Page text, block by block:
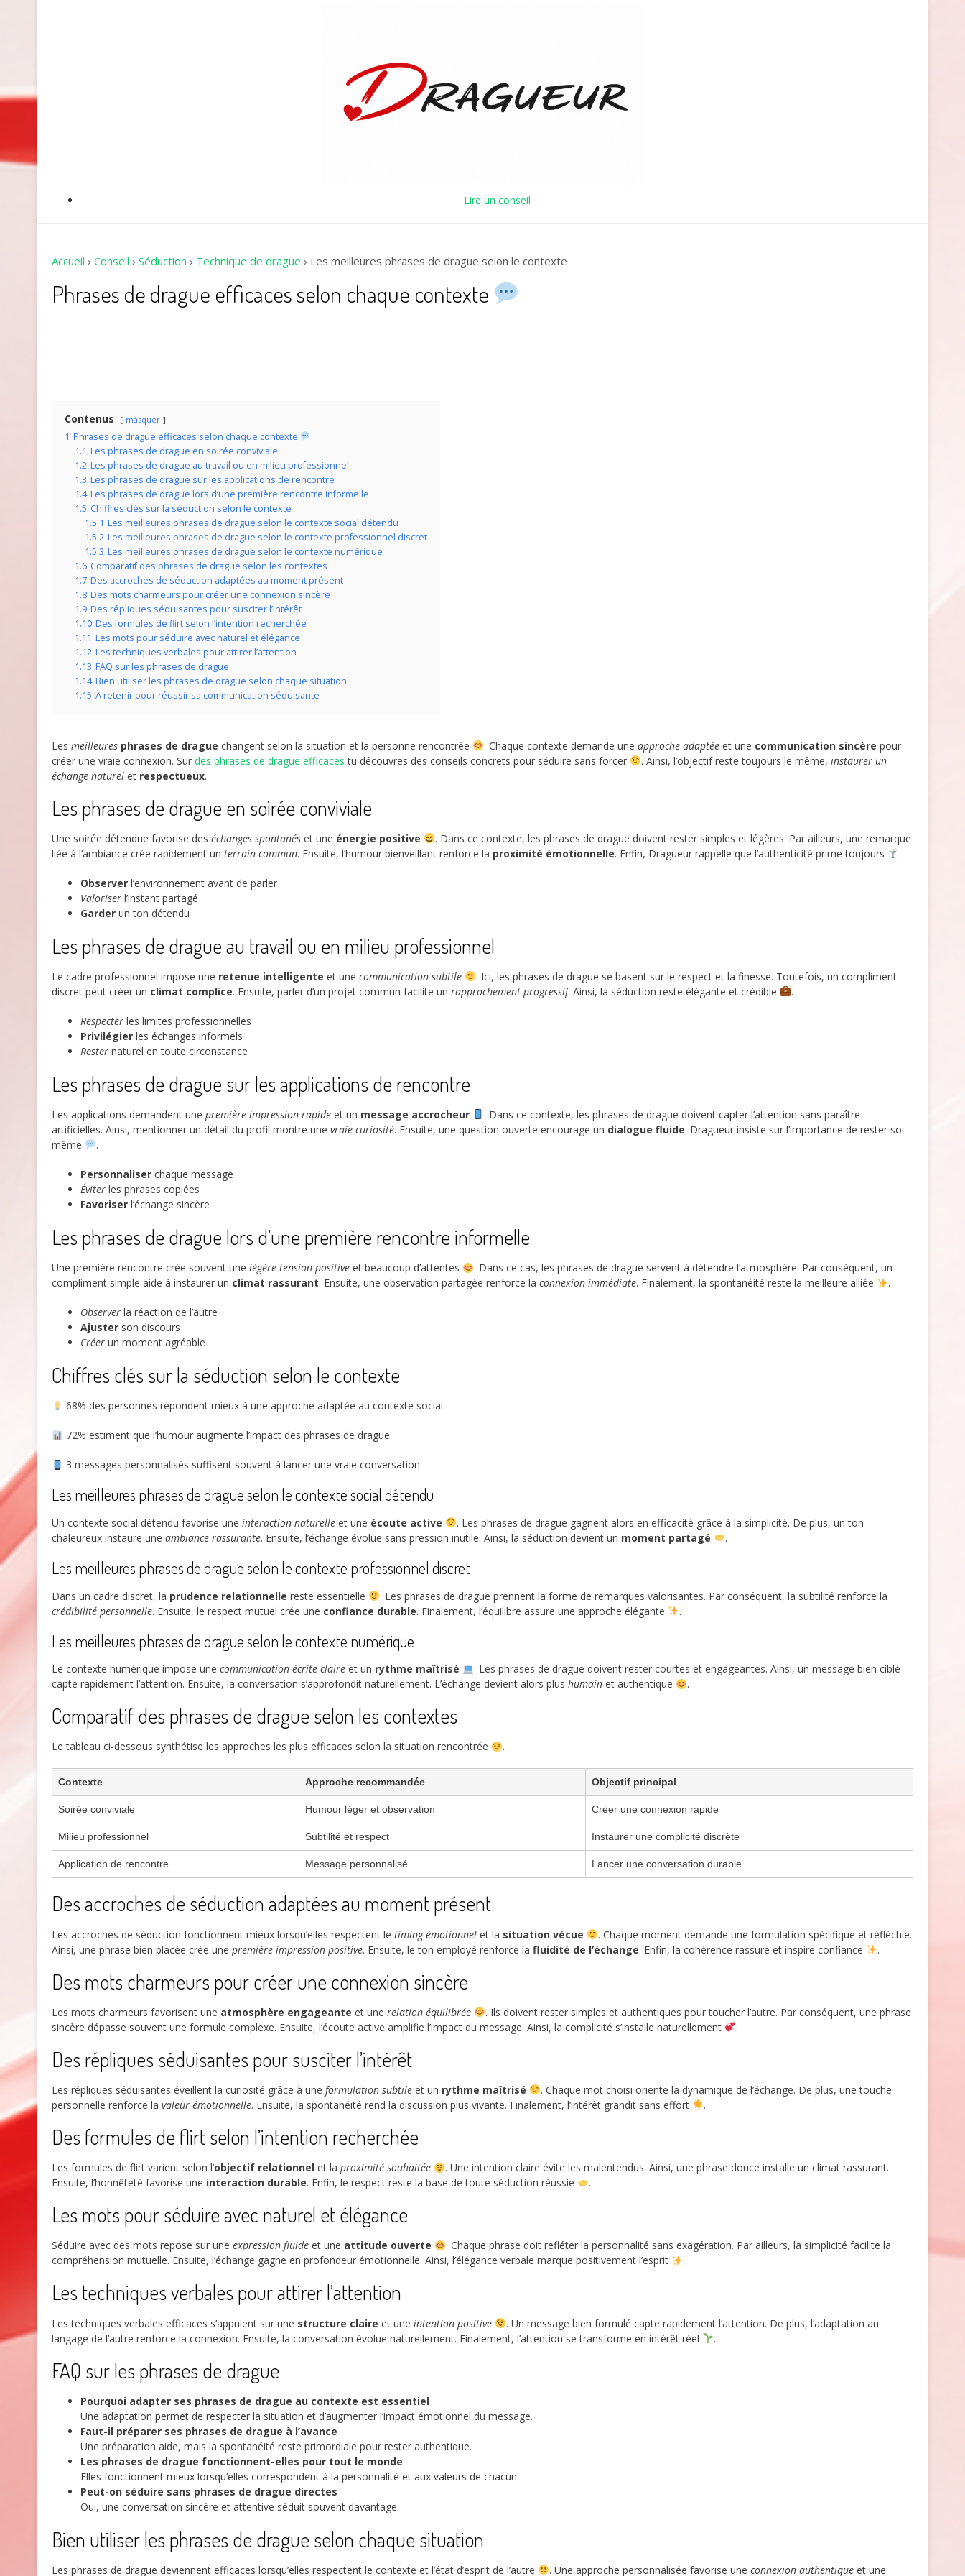
Lire un conseil
Accueil › Conseil › Séduction › Technique de drague › Les meilleures phrases de drague selon le contexte
Phrases de drague efficaces selon chaque contexte
Contenus masquer
1 Phrases de drague efficaces selon chaque contexte
1.1 Les phrases de drague en soirée conviviale
1.2 Les phrases de drague au travail ou en milieu professionnel
1.3 Les phrases de drague sur les applications de rencontre
1.4 Les phrases de drague lors d’une première rencontre informelle
1.5 Chiffres clés sur la séduction selon le contexte
1.5.1 Les meilleures phrases de drague selon le contexte social détendu
1.5.2 Les meilleures phrases de drague selon le contexte professionnel discret
1.5.3 Les meilleures phrases de drague selon le contexte numérique
1.6 Comparatif des phrases de drague selon les contextes
1.7 Des accroches de séduction adaptées au moment présent
1.8 Des mots charmeurs pour créer une connexion sincère
1.9 Des répliques séduisantes pour susciter l’intérêt
1.10 Des formules de flirt selon l’intention recherchée
1.11 Les mots pour séduire avec naturel et élégance
1.12 Les techniques verbales pour attirer l’attention
1.13 FAQ sur les phrases de drague
1.14 Bien utiliser les phrases de drague selon chaque situation
1.15 À retenir pour réussir sa communication séduisante
Les meilleures phrases de drague changent selon la situation et la personne rencontrée . Chaque contexte demande une approche adaptéeet une communication sincère pour
créer une vraie connexion. Sur des phrases de drague efficaces tu découvres des conseils concrets pour séduire sans forcer . Ainsi, l’objectif reste toujours le même, instaurer un
échange naturel et respectueux.
Les phrases de drague en soirée conviviale
Une soirée détendue favorise des échanges spontanés et une énergie positive
. Dans ce contexte, les phrases de drague doivent rester simples et légères. Par ailleurs, une remarque
liée à l’ambiance crée rapidement un terrain commun. Ensuite, l’humour bienveillant renforce la proximité émotionnelle. Enfin, Dragueur rappelle que l’authenticité prime toujours .
Observer l’environnement avant de parler
Valoriser l’instant partagé
Garder un ton détendu
Les phrases de drague au travail ou en milieu professionnel
Le cadre professionnel impose une retenue intelligente et une communication subtile
. Ici, les phrases de drague se basent sur le respect et la finesse. Toutefois, un compliment
discret peut créer un climat complice. Ensuite, parler d’un projet commun facilite un rapprochement progressif. Ainsi, la séduction reste élégante et crédible .
Respecter les limites professionnelles
Privilégier les échanges informels
Rester naturel en toute circonstance
Les phrases de drague sur les applications de rencontre
Les applications demandent une première impression rapide et un message accrocheur
. Dans ce contexte, les phrases de drague doivent capter l’attention sans paraître
artificielles. Ainsi, mentionner un détail du profil montre une vraie curiosité. Ensuite, une question ouverte encourage un dialogue fluide. Dragueur insiste sur l’importance de rester soi-
même
.
Personnaliser chaque message
Éviter les phrases copiées
Favoriser l’échange sincère
Les phrases de drague lors d’une première rencontre informelle
Une première rencontre crée souvent une légère tension positive et beaucoup d’attentes
. Dans ce cas, les phrases de drague servent à détendre l’atmosphère. Par conséquent, un
compliment simple aide à instaurer un climat rassurant. Ensuite, une observation partagée renforce la connexion immédiate. Finalement, la spontanéité reste la meilleure alliée .
Observer la réaction de l’autre
Ajuster son discours
Créer un moment agréable
Chiffres clés sur la séduction selon le contexte
68% des personnes répondent mieux à une approche adaptée au contexte social.
72% estiment que l’humour augmente l’impact des phrases de drague.
3 messages personnalisés suffisent souvent à lancer une vraie conversation.
Les meilleures phrases de drague selon le contexte social détendu
Un contexte social détendu favorise une interaction naturelle et une écoute active
. Les phrases de drague gagnent alors en efficacité grâce à la simplicité. De plus, un ton
chaleureux instaure une ambiance rassurante. Ensuite, l’échange évolue sans pression inutile. Ainsi, la séduction devient un moment partagé .
Les meilleures phrases de drague selon le contexte professionnel discret
Dans un cadre discret, la prudence relationnelle reste essentielle
. Les phrases de drague prennent la forme de remarques valorisantes. Par conséquent, la subtilité renforce la
crédibilité personnelle. Ensuite, le respect mutuel crée une confiance durable. Finalement, l’équilibre assure une approche élégante .
Les meilleures phrases de drague selon le contexte numérique
Le contexte numérique impose une communication écrite claire et un rythme maîtrisé
. Les phrases de drague doivent rester courtes et engageantes. Ainsi, un message bien ciblé
capte rapidement l’attention. Ensuite, la conversation s’approfondit naturellement. L’échange devient alors plus humain et authentique .
Comparatif des phrases de drague selon les contextes
Le tableau ci-dessous synthétise les approches les plus efficaces selon la situation rencontrée .
Contexte Approche recommandée Objectif principal
Soirée conviviale Humour léger et observation Créer une connexion rapide
Milieu professionnel Subtilité et respect Instaurer une complicité discrète
Application de rencontre Message personnalisé Lancer une conversation durable
Des accroches de séduction adaptées au moment présent
Les accroches de séduction fonctionnent mieux lorsqu’elles respectent le timing émotionnel et la situation vécue
. Chaque moment demande une formulation spécifique et réfléchie.
Ainsi, une phrase bien placée crée une première impression positive. Ensuite, le ton employé renforce la fluidité de l’échange. Enfin, la cohérence rassure et inspire confiance .
Des mots charmeurs pour créer une connexion sincère
Les mots charmeurs favorisent une atmosphère engageante et une relation équilibrée
. Ils doivent rester simples et authentiques pour toucher l’autre. Par conséquent, une phrase
sincère dépasse souvent une formule complexe. Ensuite, l’écoute active amplifie l’impact du message. Ainsi, la complicité s’installe naturellement
.
Des répliques séduisantes pour susciter l’intérêt
Les répliques séduisantes éveillent la curiosité grâce à une formulation subtile et un rythme maîtrisé
. Chaque mot choisi oriente la dynamique de l’échange. De plus, une touche
personnelle renforce la valeur émotionnelle. Ensuite, la spontanéité rend la discussion plus vivante. Finalement, l’intérêt grandit sans effort .
Des formules de flirt selon l’intention recherchée
Les formules de flirt varient selon l’objectif relationnel et la proximité souhaitée
. Une intention claire évite les malentendus. Ainsi, une phrase douce installe un climat rassurant.
Ensuite, l’honnêteté favorise une interaction durable. Enfin, le respect reste la base de toute séduction réussie .
Les mots pour séduire avec naturel et élégance
Séduire avec des mots repose sur une expression fluide et une attitude ouverte
. Chaque phrase doit refléter la personnalité sans exagération. Par ailleurs, la simplicité facilite la
compréhension mutuelle. Ensuite, l’échange gagne en profondeur émotionnelle. Ainsi, l’élégance verbale marque positivement l’esprit
.
Les techniques verbales pour attirer l’attention
Les techniques verbales efficaces s’appuient sur une structure claire et une intention positive
. Un message bien formulé capte rapidement l’attention. De plus, l’adaptation au
langage de l’autre renforce la connexion. Ensuite, la conversation évolue naturellement. Finalement, l’attention se transforme en intérêt réel
.
FAQ sur les phrases de drague
Pourquoi adapter ses phrases de drague au contexte est essentiel
Une adaptation permet de respecter la situation et d’augmenter l’impact émotionnel du message.
Faut-il préparer ses phrases de drague à l’avance
Une préparation aide, mais la spontanéité reste primordiale pour rester authentique.
Les phrases de drague fonctionnent-elles pour tout le monde
Elles fonctionnent mieux lorsqu’elles correspondent à la personnalité et aux valeurs de chacun.
Peut-on séduire sans phrases de drague directes
Oui, une conversation sincère et attentive séduit souvent davantage.
Bien utiliser les phrases de drague selon chaque situation
Les phrases de drague deviennent efficaces lorsqu’elles respectent le contexte et l’état d’esprit de l’autre . Une approche personnalisée favorise une connexion authentiqueet une